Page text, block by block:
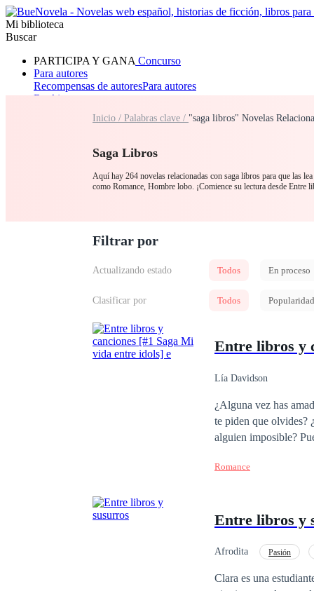
Mi biblioteca
Buscar
PARTICIPA Y GANA Concurso
Para autores
Recompensas de autoresPara autores
Ranking
RomanceHombre lobo
Inicio / Palabras clave / "saga libros" Novelas
Saga Libros
Aquí hay 264 novelas relacionadas con saga libros para que las
como Romance, Hombre lobo. ¡Comience su lectura desde
Filtrar por
Actualizando estado Todos En proceso
Clasificar por Todos Popularidad
Entre libros y
Lía Davidson
¿Alguna vez has
te piden que olvides?
alguien imposible? Pues te diré algo, esa es la rutina de una fan. ¿Pero que pasaría si un día tu sueño se hace
mejor renunciar a todo.
Romance
Entre libros y
Afrodita Pasión
Clara es una